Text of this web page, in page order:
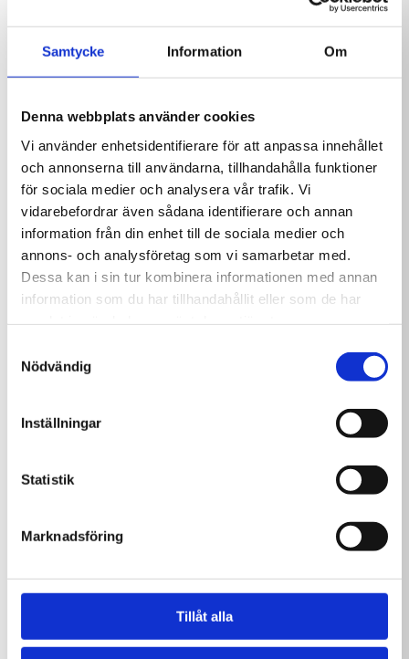
Samtycke Information Om
Denna webbplats använder cookies
Vi använder enhetsidentifierare för att anpassa innehållet
och annonserna till användarna, tillhandahålla funktioner
för sociala medier och analysera vår trafik. Vi
vidarebefordrar även sådana identifierare och annan
information från din enhet till de sociala medier och
annons- och analysföretag som vi samarbetar med.
Dessa kan i sin tur kombinera informationen med annan
information som du har tillhandahållit eller som de har
Nödvändig
Inställningar
Statistik
Marknadsföring
Tillåt alla
Fördelar
längre perioder
Ger jämnare och mer långvarig klordosering
Smidig dosering i doseringsflottör
Hjälper till att hålla spavattnet rent och
hygieniskt
Praktisk 1 kg förpackning
Delphin SPA Filter
Cleaner 1L
199,00kr
Delphin SPA pH Minus
1,5 kg
89,00kr
Delphin SPA Klor 1 kg
179,00kr
Delphin SPA Gentle
Klor Tabs
Cleaner 1L
179,00